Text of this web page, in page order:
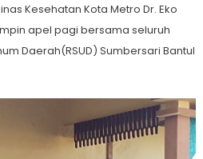
Kesehatan Kota Metro Dr. Eko
apel pagi bersama seluruh
Daerah(RSUD) Sumbersari Bantul